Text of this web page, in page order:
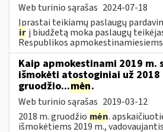
Web turinio sąrašas 2024-07-18
Įprastai teikiamų paslaugų
ir į biudžetą moka paslaugų
Respublikos
Kaip apmokestinami 2019 m.
išmokėti atostoginiai už 2018
gruodžio...mėn.
Web turinio sąrašas 2019-03-12
2018 m. gruodžio mėn.
išmokėtiems 2019 m.,